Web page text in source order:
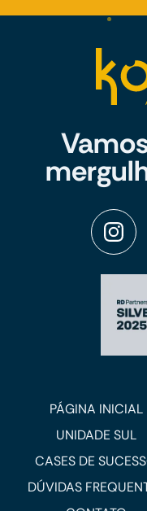
PÁGINA INICIAL
UNIDADE SUL
CASES DE
DÚVIDAS